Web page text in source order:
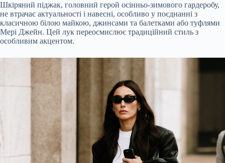
Шкіряний піджак, головний герой осінньо-зимового гардеробу,
не втрачає актуальності і навесні, особливо у поєднанні з
класичною білою майкою, джинсами та балетками або туфлями
Мері Джейн. Цей лук переосмислює традиційний стиль з
особливим акцентом.